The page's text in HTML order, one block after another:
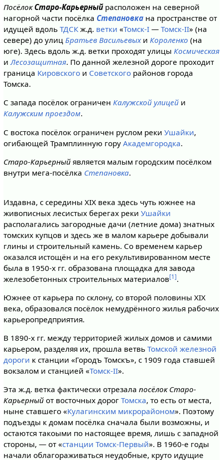
Посёлок Старо-Карьерныйрасположен на северной
нагорной части посёлка Степановкана пространстве от
идущей вдоль ТДСКж.д. ветки «Томск-I— Томск-II» (на
севере) до улиц Братьев Васильевыхи Короленко (на
юге). Здесь вдоль ж.д. ветки проходят улицы Космическая
иЛесозащитная. По данной железной дороге проходит
граница Кировскогои Советскогорайонов города
Томска.
С запада посёлок ограничен Калужской улицейи
Калужским проездом.
С востока посёлок ограничен руслом реки Ушайки,
огибающей Трамплинную гору Академгородка.
Старо-Карьерныйявляется малым городским посёлком
внутри мега-посёлка Степановка.
Издавна, с середины XIX века здесь чуть южнее на
живописных лесистых берегах реки Ушайки
располагались загородные дачи (летние дома) знатных
томских купцов и здесь же в малом карьере добывали
глины и строительный камень. Со временем карьер
оказался истощён и на его рекультивированном месте
была в 1950-х гг. образована площадка для завода
железобетонных строительных материалов[1].
Южнее от карьера по склону, со второй половины XIX
века, образовался посёлок немудрённого жилья рабочих
карьеропредприятия.
В 1890-х гг. между территорией жилых домов и самими
карьером, разделяя их, прошла ветвь Томской железной
дороги к станции «Городъ Томскъ», с 1909 года ставшей
вокзалом и станцией «Томск-II».
Эта ж.д. ветка фактически отрезала посёлок Старо-
Карьерныйот восточных дорог Томска, то есть от места,
ныне ставшего «Кулагинским микрорайоном». Поэтому
подъезды к домам посёлка сначала были возможны, и
остаются такоыми по настоящее время, лишь с западной
стороны, — от «станции Томск-Первый». В 1960-е годы
начали облагораживаться неудобные, круто идущие